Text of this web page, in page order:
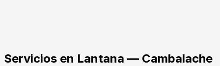
Servicios en Lantana — Cambalache